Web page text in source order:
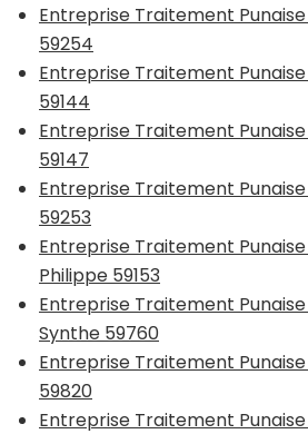
Entreprise Traitement
59254
Entreprise Traitement
59144
Entreprise Traitement
59147
Entreprise Traitement
59253
Entreprise Traitement
Philippe 59153
Entreprise Traitement
Synthe 59760
Entreprise Traitement
59820
Entreprise Traitement